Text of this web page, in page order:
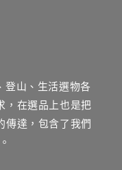
登山、生活選物各
，在選品上也是把
傳達，包含了我們